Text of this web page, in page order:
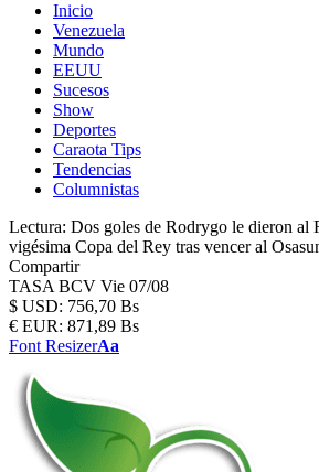
Inicio
Venezuela
Mundo
EEUU
Sucesos
Show
Deportes
Caraota Tips
Tendencias
Columnistas
Lectura: Dos goles de Rodrygo le dieron al
vigésima Copa del Rey tras vencer al
Compartir
TASA BCV Vie 07/08
$ USD: 756,70 Bs
€ EUR: 871,89 Bs
Font ResizerAa